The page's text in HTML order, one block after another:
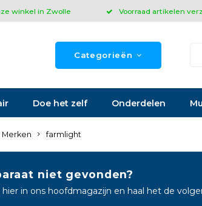
winkel in Zwolle Voorraad artikelen
Categorieën
Doe het zelf Onderdelen
Merken farmlight
niet gevonden?
hier in ons hoofdmagazijn en haal het de